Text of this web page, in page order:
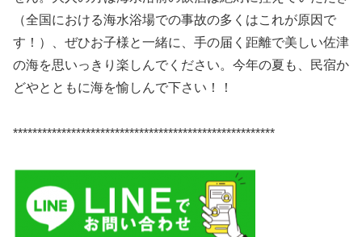
（全国における海水浴場での事故の多くはこれが原因で
す！）、ぜひお子様と一緒に、手の届く距離で美しい佐津
の海を思いっきり楽しんでください。今年の夏も、民宿か
どやとともに海を愉しんで下さい！！
******************************************************